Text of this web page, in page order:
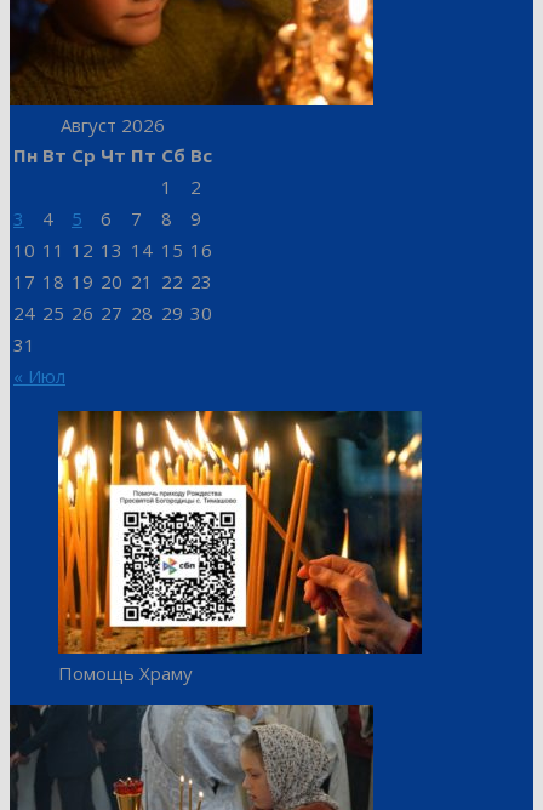
Август 2026
Пн Вт Ср Чт Пт Сб Вс
« Июл
1
2
3
4 5 6 7 8
9
10 11 12 13 14 15 16
17 18 19 20 21 22 23
24 25 26 27 28 29 30
31
Помощь Храму